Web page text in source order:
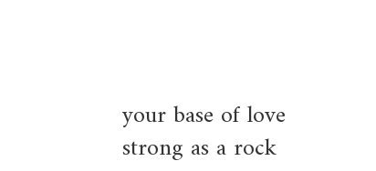
your base of love
strong as a rock